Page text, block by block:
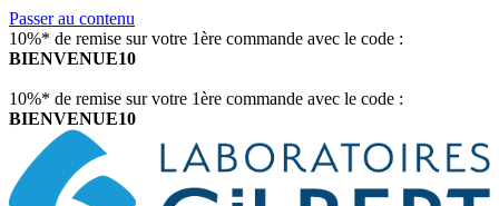
Passer au contenu
10%* de remise sur votre 1ère commande avec le code :
BIENVENUE10
10%* de remise sur votre 1ère commande avec le code :
BIENVENUE10